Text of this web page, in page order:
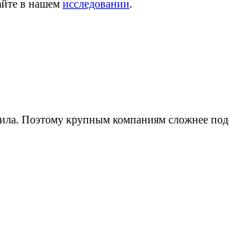
в нашем исследовании.
Поэтому крупным компаниям сложнее